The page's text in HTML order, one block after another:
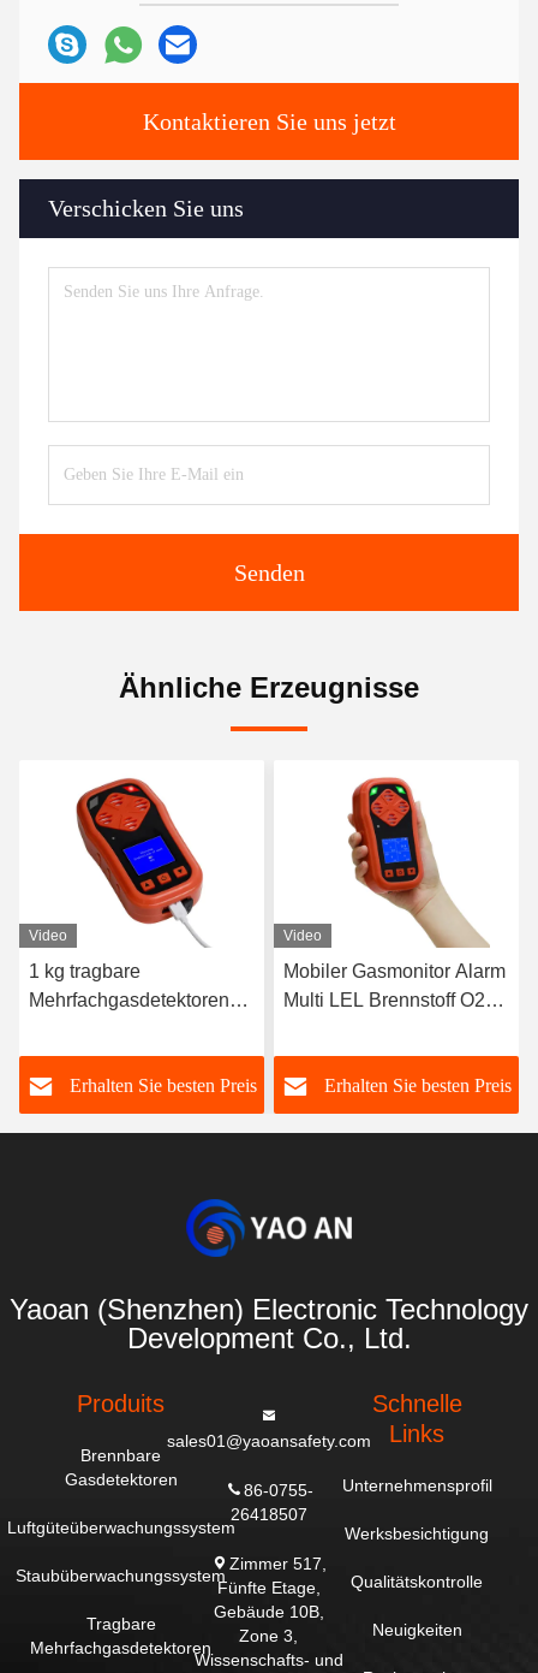
Kontaktieren Sie uns jetzt
Verschicken Sie uns
Senden
Ähnliche Erzeugnisse
Video
1 kg tragbare
Mehrfachgasdetektoren
eingeschlossene Räume
ATEX-zertifiziert
Erhalten Sie besten Preis
Video
Mobiler Gasmonitor Alarm
Multi LEL Brennstoff O2
Gasdetektor
Erhalten Sie besten Preis
Yaoan (Shenzhen) Electronic Technology
Development Co., Ltd.
Produits
Brennbare
Gasdetektoren
Luftgüteüberwachungssystem
Staubüberwachungssystem
Tragbare
Mehrfachgasdetektoren
sales01@yaoansafety.com
86-0755-
26418507
Zimmer 517,
Fünfte Etage,
Gebäude 10B,
Zone 3,
Wissenschafts- und
Schnelle
Links
Unternehmensprofil
Werksbesichtigung
Qualitätskontrolle
Neuigkeiten